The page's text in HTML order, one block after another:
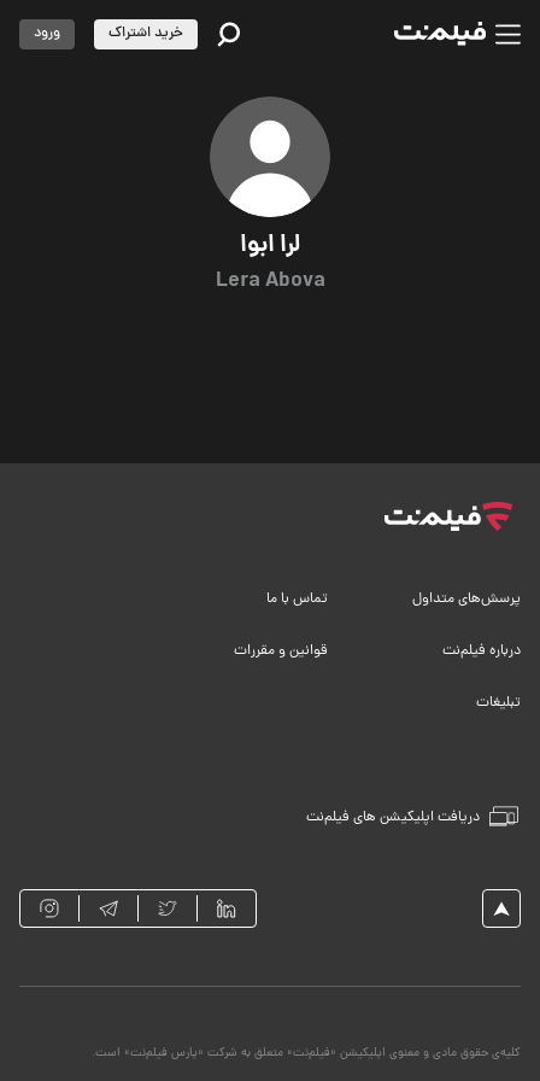
لرا ابوا
Lera Abova
خرید اشتراک ورود
دریافت اپلیکیشن های فیلم‌نت
پرسش‌های متداول تماس با ما
درباره فیلم‌نت قوانین و مقررات
تبلیغات
کلیه‌ی حقوق مادی و معنوی اپلیکیشن «فیلم‌نت» متعلق به شرکت «پارس فیلم‌نت» است.